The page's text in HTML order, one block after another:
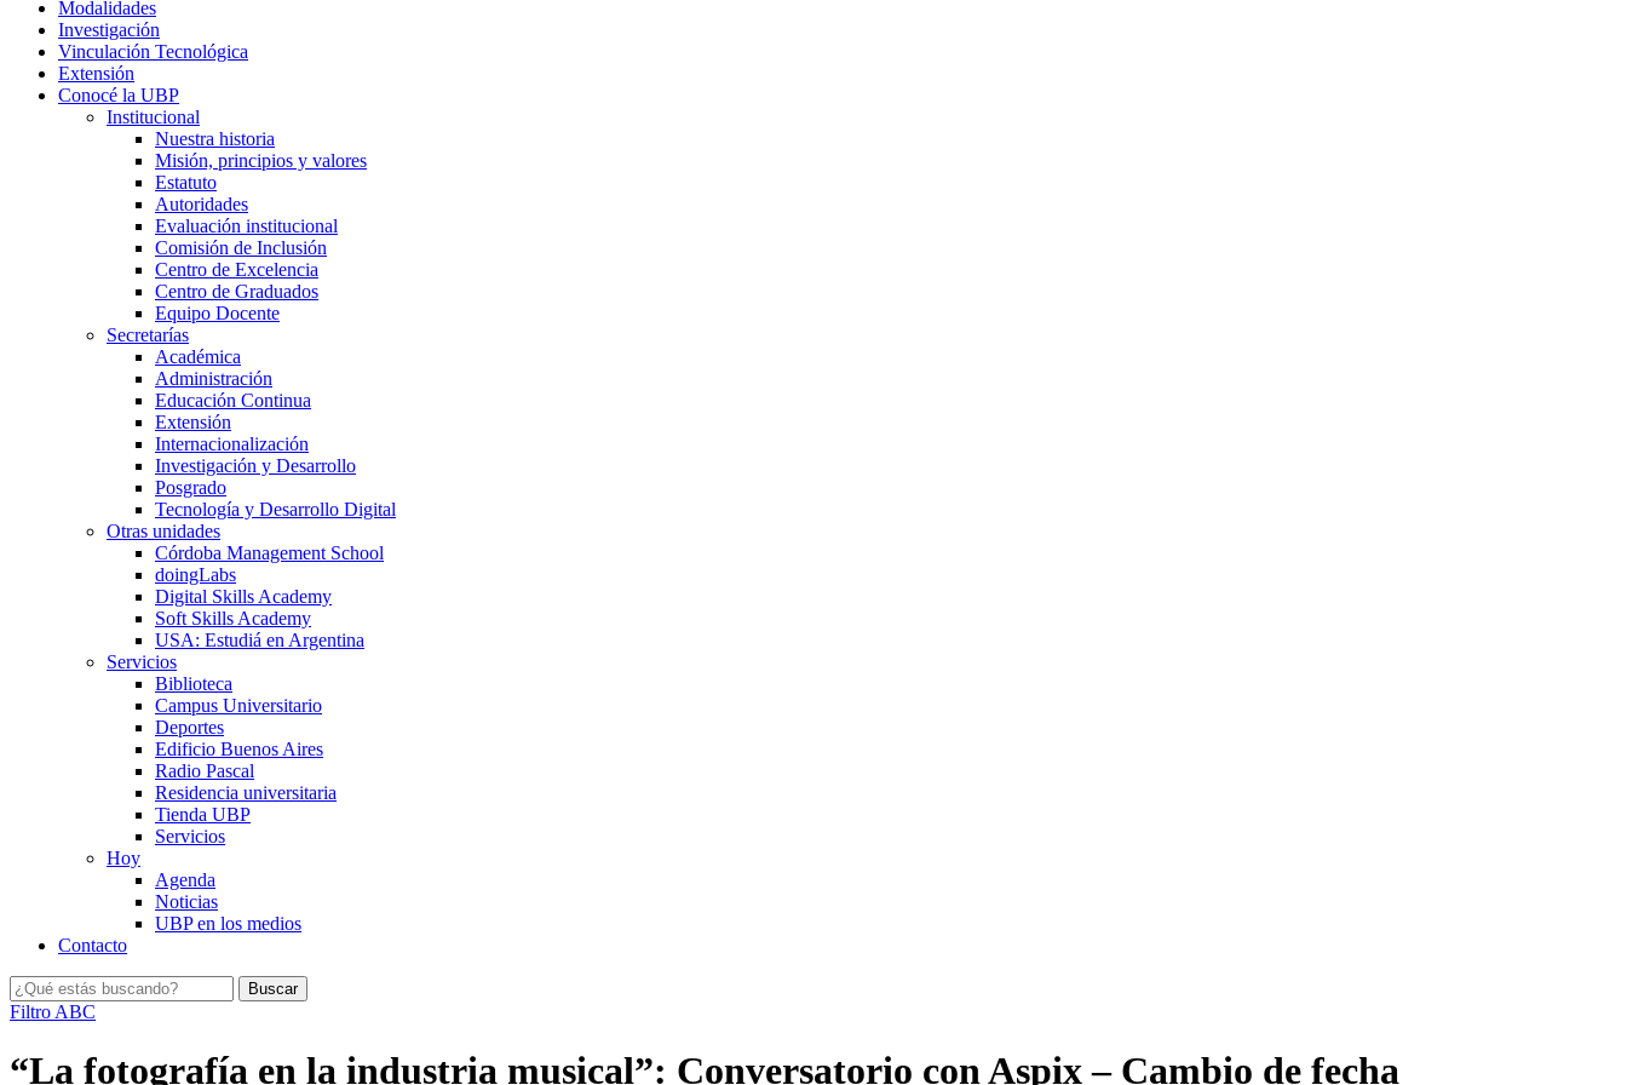
Modalidades
Investigación
Vinculación Tecnológica
Extensión
Conocé la UBP
Institucional
Nuestra historia
Misión, principios y valores
Estatuto
Autoridades
Evaluación institucional
Comisión de Inclusión
Centro de Excelencia
Centro de Graduados
Equipo Docente
Secretarías
Académica
Administración
Educación Continua
Extensión
Internacionalización
Investigación y Desarrollo
Posgrado
Tecnología y Desarrollo Digital
Otras unidades
Córdoba Management School
doingLabs
Digital Skills Academy
Soft Skills Academy
USA: Estudiá en Argentina
Servicios
Biblioteca
Campus Universitario
Deportes
Edificio Buenos Aires
Radio Pascal
Residencia universitaria
Tienda UBP
Servicios
Hoy
Agenda
Noticias
UBP en los medios
Contacto
Filtro ABC
“La fotografía en la industria musical”: Conversatorio con Aspix – Cambio de fecha